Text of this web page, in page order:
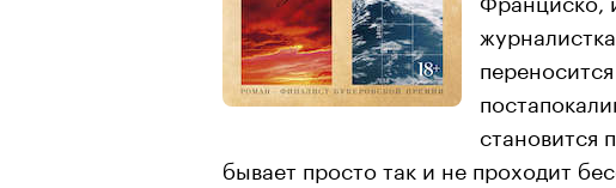
становится
бывает просто так и не проходит